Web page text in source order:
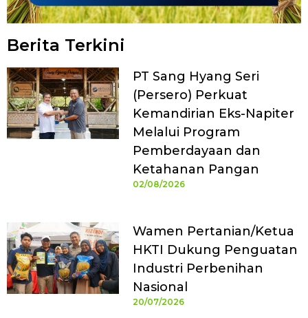
Berita Terkini
PT Sang Hyang Seri
(Persero) Perkuat
Kemandirian Eks-Napiter
Melalui Program
Pemberdayaan dan
Ketahanan Pangan
02/08/2026
Wamen Pertanian/Ketua
HKTI Dukung Penguatan
Industri Perbenihan
Nasional
20/07/2026